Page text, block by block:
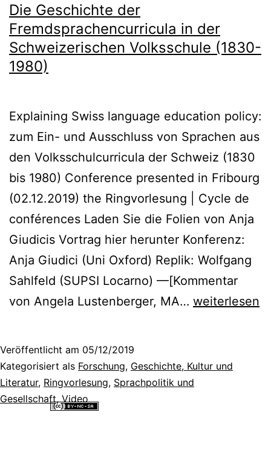
Die Geschichte der
Fremdsprachencurricula in der
Schweizerischen Volksschule (1830-
1980)
Explaining Swiss language education policy:
zum Ein- und Ausschluss von Sprachen aus
den Volksschulcurricula der Schweiz (1830
bis 1980) Conference presented in Fribourg
(02.12.2019) the Ringvorlesung | Cycle de
conférences Laden Sie die Folien von Anja
Giudicis Vortrag hier herunter Konferenz:
Anja Giudici (Uni Oxford) Replik: Wolfgang
Sahlfeld (SUPSI Locarno) —[Kommentar
von Angela Lustenberger, MA… Die
in
weiterlesen
Veröffentlicht am 05/12/2019
Kategorisiert als Forschung, Geschichte, Kultur und
Literatur, Ringvorlesung, Sprachpolitik und
Gesellschaft, Video